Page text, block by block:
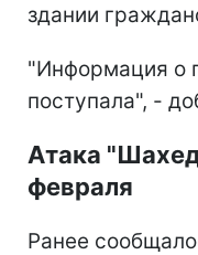
здании
"Информация о
поступала", -
Атака
февраля
Ранее